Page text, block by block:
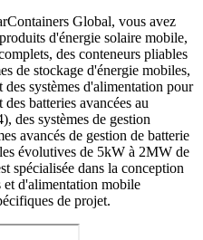
Global, vous avez
d'énergie solaire mobile,
des conteneurs pliables
de stockage d'énergie mobiles,
des systèmes d'alimentation pour
batteries avancées au
des systèmes de gestion
avancés de gestion de batterie
évolutives de 5kW à 2MW de
spécialisée dans la conception
et d'alimentation mobile
de projet.